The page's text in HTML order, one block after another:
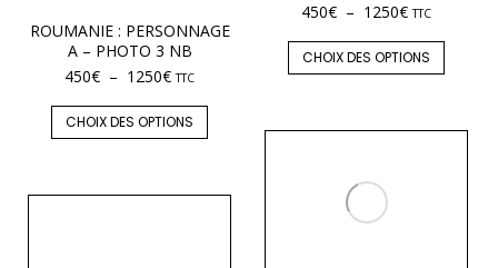
450€ – 1250€ TTC
CHOIX DES OPTIONS
ROUMANIE : PERSONNAGE
A – PHOTO 3 NB
450€ – 1250€ TTC
CHOIX DES OPTIONS